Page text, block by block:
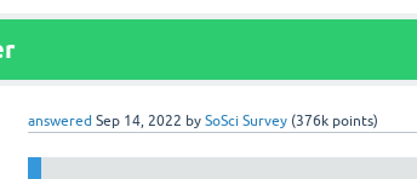
answered Sep 14, 2022 bySoSci Survey (376k points)